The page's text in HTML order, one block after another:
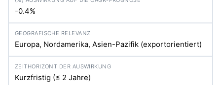
-0.4%
Europa, Nordamerika, Asien-Pazifik (exportorientiert)
Kurzfristig (≤ 2 Jahre)